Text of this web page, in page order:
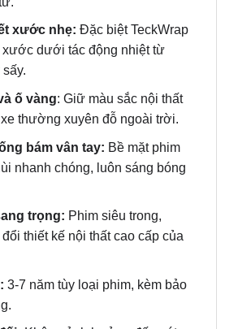
dưới tác động nhiệt từ
ố vàng: Giữ màu sắc nội thất
thường xuyên đỗ ngoài trời.
bám vân tay:Bề mặt phim
nhanh chóng, luôn sáng bóng
trọng:Phim siêu trong,
thiết kế nội thất cao cấp của
3-7 năm tùy loại phim, kèm bảo
Không ảnh hưởng đến nút
hình hay thao tác cần số.